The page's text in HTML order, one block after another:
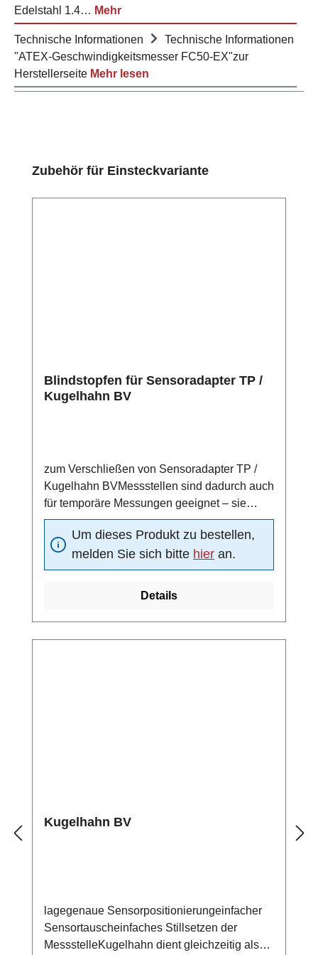
Edelstahl 1.4… Mehr
Technische Informationen
Technische Informationen
"ATEX-Geschwindigkeitsmesser FC50-EX"zur
Herstellerseite Mehr lesen
Produktgalerie überspringen
Zubehör für Einsteckvariante
Blindstopfen für Sensoradapter TP /
Kugelhahn BV
zum Verschließen von Sensoradapter TP /
Kugelhahn BVMessstellen sind dadurch auch
für temporäre Messungen geeignet – sie
können nach einem Messzyklus durch einen
Blindstopfen verschlossen werdenmit O-Ring
Um dieses Produkt zu bestellen,
melden Sie sich bitte hier an.
Details
Kugelhahn BV
lagegenaue Sensorpositionierungeinfacher
Sensortauscheinfaches Stillsetzen der
MessstelleKugelhahn dient gleichzeitig als